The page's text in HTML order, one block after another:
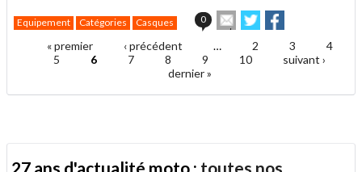
Equipement Catégories Casques 0
Envoyer
cet
Partager
sur
Twitter
sur
Facebook
Pages« premier ‹ précédent … 2 3
4
5
6 7 8 9 10
suivant ›
dernier »
27 ans d'actualité moto : toutes nos